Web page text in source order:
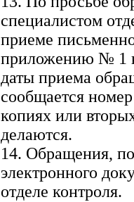
специалистом
приеме
приложению № 1
даты приема
сообщается
копиях или
делаются.
14. Обращения,
электронного
отделе контроля.